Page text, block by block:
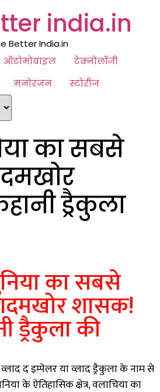
india.in
Better India.in
ऑटोमोबाइल
टेक्नोलॉजी
मनोरंजन स्टोरीज
का सबसे
ड्रैकुला
का सबसे
शासक!
ड्रैकुला की
द इम्पेलर या व्लाद ड्रैकुला के नाम से
के ऐतिहासिक क्षेत्र, वलाचिया का